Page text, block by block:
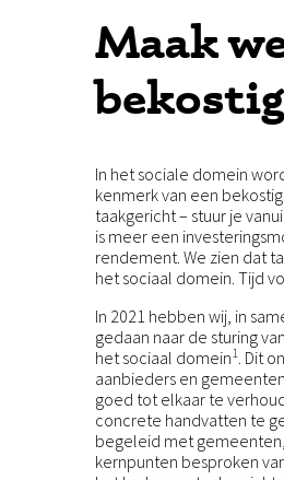
Maak
In het sociale domein
kenmerk van een
taakgericht – stuur je
is meer een
rendement. We zien dat
het sociaal domein. Tijd
In 2021 hebben wij, in
gedaan naar de sturing
het sociaal domein1. Dit
aanbieders en
goed tot elkaar te
concrete handvatten te
begeleid met
kernpunten besproken